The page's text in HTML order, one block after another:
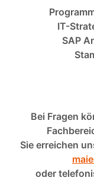
IT-
SAP
Bei Fragen
Sie erreichen
oder